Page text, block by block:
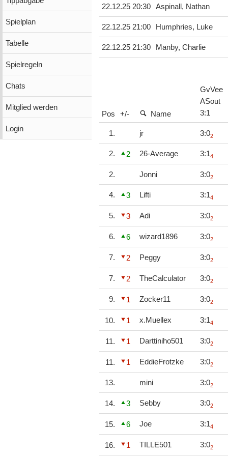
Spielplan
Tabelle
Spielregeln
Chats
Mitglied werden
Login
22.12.25 20:30 Aspinall, Nathan
22.12.25 21:00 Humphries, Luke
22.12.25 21:30 Manby, Charlie
Pos +/- Name
GvVee
ASout
3:1
1. jr 3:02
2. 2 26-Average 3:14
2. Jonni 3:02
4. 3 Lifti 3:14
5. 3 Adi 3:02
6. 6 wizard1896 3:02
7. 2 Peggy 3:02
7. 2 TheCalculator 3:02
9. 1 Zocker11 3:02
10. 1 x.Muellex 3:14
11. 1 Darttiniho501 3:02
11. 1 EddieFrotzke 3:02
13. mini 3:02
14. 3 Sebby 3:02
15. 6 Joe 3:14
16. 1 TILLE501 3:02